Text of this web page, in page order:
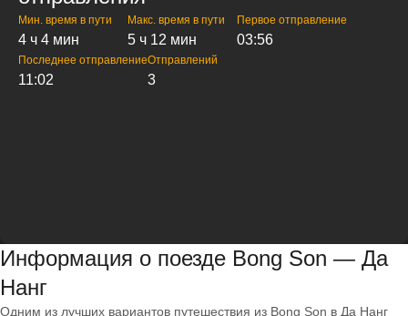
Мин. время в пути
4 ч 4 мин
Макс. время в пути
5 ч 12 мин
Первое отправление
03:56
Последнее отправление
11:02
Отправлений
3
Информация о поезде Bong Son — Да
Нанг
Одним из лучших вариантов путешествия из Bong Son в Да Нанг